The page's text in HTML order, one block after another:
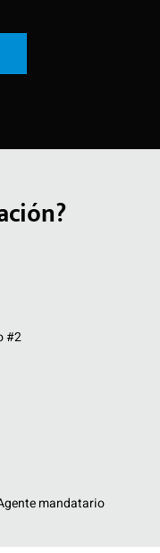
#2
mandatario